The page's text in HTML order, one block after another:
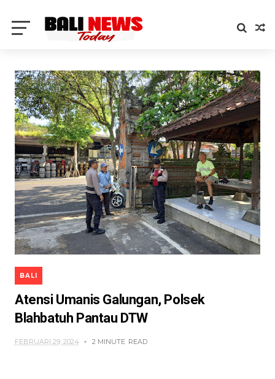
BALI
Atensi Umanis Galungan, Polsek
Blahbatuh Pantau DTW
FEBRUARI 29, 2024 2 MINUTE READ